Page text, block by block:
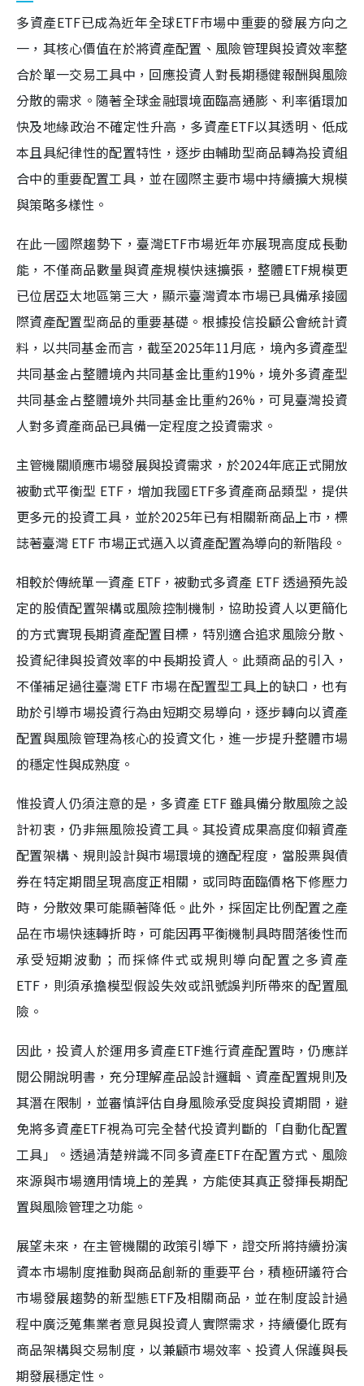
多資產ETF已成為近年全球ETF市場中重要的發展方向之
一，其核心價值在於將資產配置、風險管理與投資效率整
合於單一交易工具中，回應投資人對長期穩健報酬與風險
分散的需求。隨著全球金融環境面臨高通膨、利率循環加
快及地緣政治不確定性升高，多資產ETF以其透明、低成
本且具紀律性的配置特性，逐步由輔助型商品轉為投資組
合中的重要配置工具，並在國際主要市場中持續擴大規模
與策略多樣性。
在此一國際趨勢下，臺灣ETF市場近年亦展現高度成長動
能，不僅商品數量與資產規模快速擴張，整體ETF規模更
已位居亞太地區第三大，顯示臺灣資本市場已具備承接國
際資產配置型商品的重要基礎。根據投信投顧公會統計資
料，以共同基金而言，截至2025年11月底，境內多資產型
共同基金占整體境內共同基金比重約19%，境外多資產型
共同基金占整體境外共同基金比重約26%，可見臺灣投資
人對多資產商品已具備一定程度之投資需求。
主管機關順應市場發展與投資需求，於2024年底正式開放
被動式平衡型 ETF，增加我國ETF多資產商品類型，提供
更多元的投資工具，並於2025年已有相關新商品上市，標
誌著臺灣 ETF 市場正式邁入以資產配置為導向的新階段。
相較於傳統單一資產 ETF，被動式多資產 ETF 透過預先設
定的股債配置架構或風險控制機制，協助投資人以更簡化
的方式實現長期資產配置目標，特別適合追求風險分散、
投資紀律與投資效率的中長期投資人。此類商品的引入，
不僅補足過往臺灣 ETF 市場在配置型工具上的缺口，也有
助於引導市場投資行為由短期交易導向，逐步轉向以資產
配置與風險管理為核心的投資文化，進一步提升整體市場
的穩定性與成熟度。
惟投資人仍須注意的是，多資產 ETF 雖具備分散風險之設
計初衷，仍非無風險投資工具。其投資成果高度仰賴資產
配置架構、規則設計與市場環境的適配程度，當股票與債
券在特定期間呈現高度正相關，或同時面臨價格下修壓力
時，分散效果可能顯著降低。此外，採固定比例配置之產
品在市場快速轉折時，可能因再平衡機制具時間落後性而
承受短期波動；而採條件式或規則導向配置之多資產
ETF，則須承擔模型假設失效或訊號誤判所帶來的配置風
險。
因此，投資人於運用多資產ETF進行資產配置時，仍應詳
閱公開說明書，充分理解產品設計邏輯、資產配置規則及
其潛在限制，並審慎評估自身風險承受度與投資期間，避
免將多資產ETF視為可完全替代投資判斷的「自動化配置
工具」。透過清楚辨識不同多資產ETF在配置方式、風險
來源與市場適用情境上的差異，方能使其真正發揮長期配
置與風險管理之功能。
展望未來，在主管機關的政策引導下，證交所將持續扮演
資本市場制度推動與商品創新的重要平台，積極研議符合
市場發展趨勢的新型態ETF及相關商品，並在制度設計過
程中廣泛蒐集業者意見與投資人實際需求，持續優化既有
商品架構與交易制度，以兼顧市場效率、投資人保護與長
期發展穩定性。